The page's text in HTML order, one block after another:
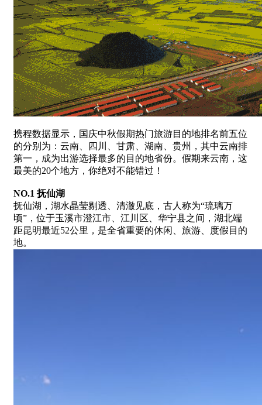
携程数据显示，国庆中秋假期热门旅游目的地排名前五位
的分别为：云南、四川、甘肃、湖南、贵州，其中云南排
第一，成为出游选择最多的目的地省份。假期来云南，这
最美的20个地方，你绝对不能错过！
NO.1 抚仙湖
抚仙湖，湖水晶莹剔透、清澈见底，古人称为“琉璃万
顷”，位于玉溪市澄江市、江川区、华宁县之间，湖北端
距昆明最近52公里，是全省重要的休闲、旅游、度假目的
地。